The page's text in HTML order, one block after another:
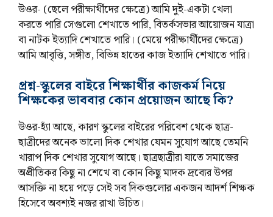
উওর- (ছেলে পরীক্ষার্থীদের ক্ষেত্রে) আমি দুই-একটা খেলা
করতে পারি সেগুলো শেখাতে পারি, বিতর্কসভার আয়োজন যাত্রা
বা নাটক ইত্যাদি শেখাতে পারি। (মেয়ে পরীক্ষার্থীদের ক্ষেত্রে)
আমি আবৃত্তি, সঙ্গীত, বিভিন্ন হাতের কাজ ইত্যাদি শেখাতে পারি।
প্রশ্ন-স্কুলের বাইরে শিক্ষার্থীর কাজকর্ম নিয়ে
শিক্ষকের ভাববার কোন প্রয়োজন আছে কি?
উওর-হ্যাঁ আছে, কারণ স্কুলের বাইরের পরিবেশ থেকে ছাত্র-
ছাত্রীদের অনেক ভালো দিক শেখার যেমন সুযোগ আছে তেমনি
খারাপ দিক শেখার সুযোগ আছে। ছাত্রছাত্রীরা যাতে সমাজের
অপ্রীতিকর কিছু না শেখে বা কোন কিছু মাদক দ্রব্যের উপর
আসক্তি না হয়ে পড়ে সেই সব দিকগুলোর একজন আদর্শ শিক্ষক
হিসেবে অবশ্যই নজর রাখা উচিত।